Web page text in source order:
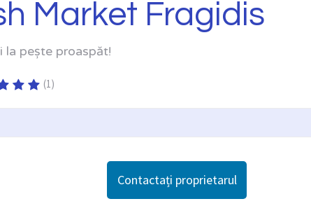
Market Fragidis
la pește proaspăt!
(1)
Contactați proprietarul